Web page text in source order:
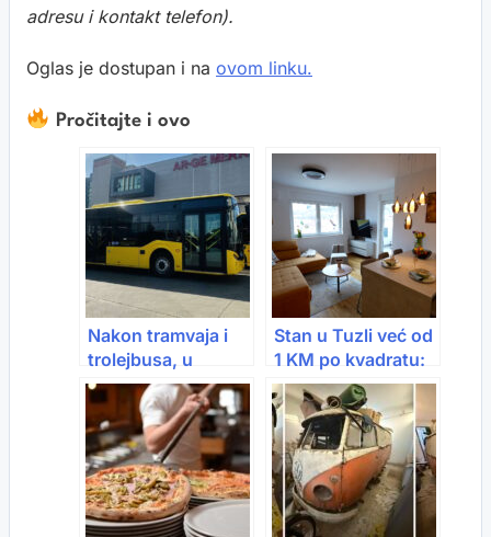
adresu i kontakt telefon).
Oglas je dostupan i na ovom linku.
Pročitajte i ovo
Nakon tramvaja i
trolejbusa, u
Sarajevo dolaze i
novi autobusi
Stan u Tuzli već od
1 KM po kvadratu:
Objavljen javni
oglas, evo ko ima
pravo